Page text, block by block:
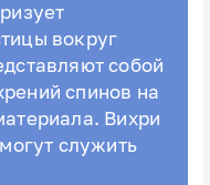
вокруг
собой
спинов на
Вихри
служить